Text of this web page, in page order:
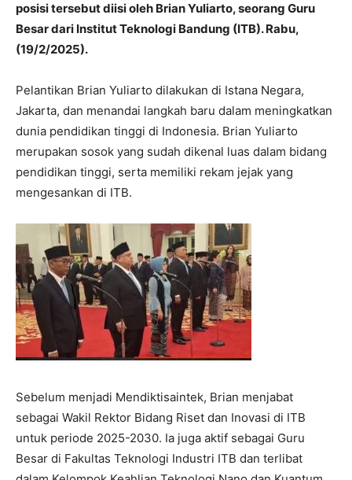
posisi tersebut diisi oleh Brian Yuliarto, seorang Guru
Besar dari Institut Teknologi Bandung (ITB). Rabu,
(19/2/2025).
Pelantikan Brian Yuliarto dilakukan di Istana Negara,
Jakarta, dan menandai langkah baru dalam meningkatkan
dunia pendidikan tinggi di Indonesia. Brian Yuliarto
merupakan sosok yang sudah dikenal luas dalam bidang
pendidikan tinggi, serta memiliki rekam jejak yang
mengesankan di ITB.
Sebelum menjadi Mendiktisaintek, Brian menjabat
sebagai Wakil Rektor Bidang Riset dan Inovasi di ITB
untuk periode 2025-2030. Ia juga aktif sebagai Guru
Besar di Fakultas Teknologi Industri ITB dan terlibat